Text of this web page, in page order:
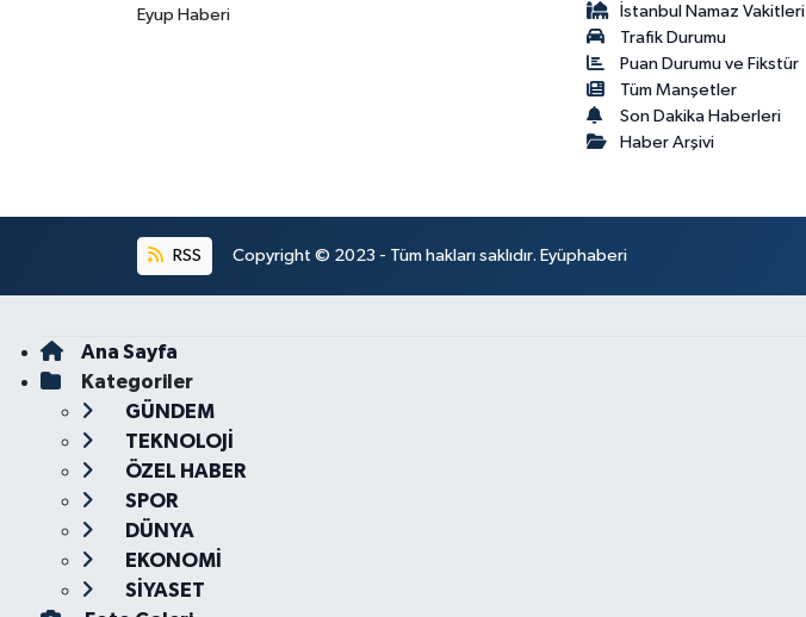
Eyup Haberi
İstanbul Namaz Vakitleri
Trafik Durumu
Puan Durumu ve Fikstür
Tüm Manşetler
Son Dakika Haberleri
Haber Arşivi
RSS Copyright © 2023 - Tüm hakları saklıdır. Eyüphaberi
Ana Sayfa
Kategoriler
GÜNDEM
TEKNOLOJİ
ÖZEL HABER
SPOR
DÜNYA
EKONOMİ
SİYASET